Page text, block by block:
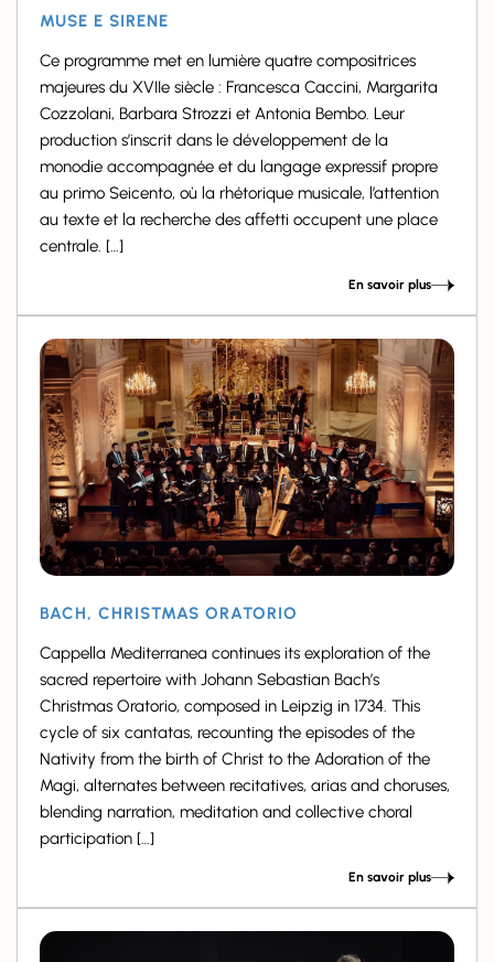
MUSE E SIRENE
Ce programme met en lumière quatre compositrices
majeures du XVIIe siècle : Francesca Caccini, Margarita
Cozzolani, Barbara Strozzi et Antonia Bembo. Leur
production s’inscrit dans le développement de la
monodie accompagnée et du langage expressif propre
au primo Seicento, où la rhétorique musicale, l’attention
au texte et la recherche des affetti occupent une place
centrale. […]
En savoir plus
BACH, CHRISTMAS ORATORIO
Cappella Mediterranea continues its exploration of the
sacred repertoire with Johann Sebastian Bach’s
Christmas Oratorio, composed in Leipzig in 1734. This
cycle of six cantatas, recounting the episodes of the
Nativity from the birth of Christ to the Adoration of the
Magi, alternates between recitatives, arias and choruses,
blending narration, meditation and collective choral
participation […]
En savoir plus